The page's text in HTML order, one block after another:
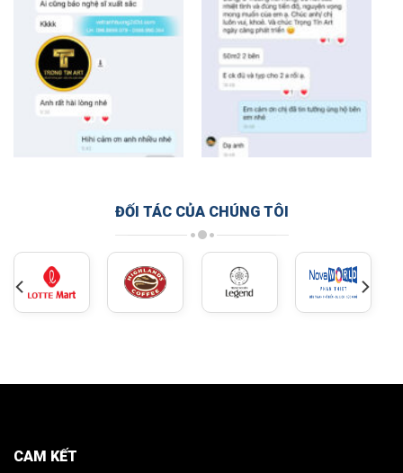
ĐỐI TÁC CỦA CHÚNG TÔI
CAM KẾT